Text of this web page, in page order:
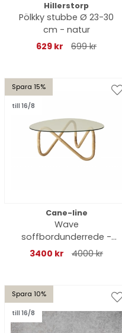
Hillerstorp
Pölkky stubbe Ø 23-30
cm - natur
629 kr
699 kr
Spara 15%
till 16/8
Cane-line
Wave
soffbordunderrede -
natural
3400 kr 4000 kr
Spara 10%
till 16/8